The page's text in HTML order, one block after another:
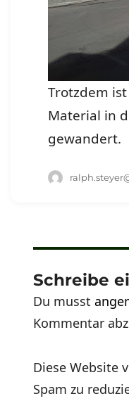
Trotzdem
Material in
gewandert.
Autor
Schreibe
Du musst
Kommentar
Diese Website
Spam zu